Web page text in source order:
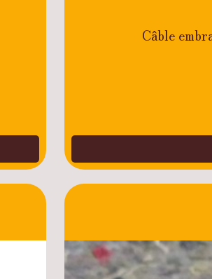
Câble